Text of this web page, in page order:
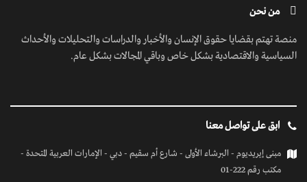
من نحن
منصة تهتم بقضايا حقوق الإنسان والأخبار والدراسات والتحليلات والأحداث
السياسية والاقتصادية بشكل خاص وباقي المجالات بشكل عام.
ابق على تواصل معنا
مبنى إيريديوم - البرشاء الأولى - شارع أم سقيم - دبي - الإمارات العربية المتحدة -
مكتب رقم 222-01